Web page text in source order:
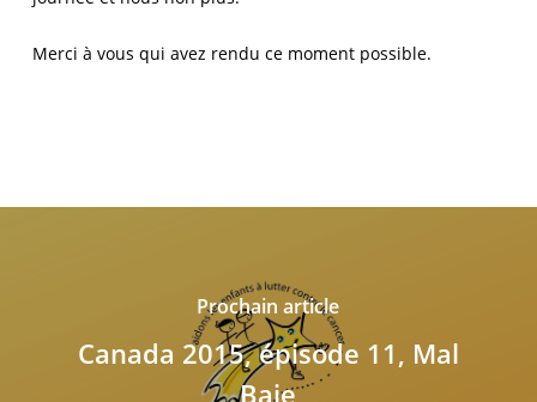
Merci à vous qui avez rendu ce moment possible.
Prochain article
Canada 2015, épisode 11, Mal
Baie